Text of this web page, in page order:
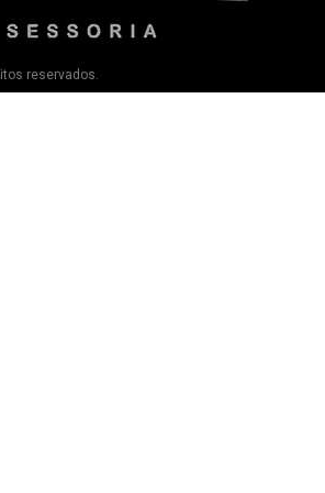
reservados.